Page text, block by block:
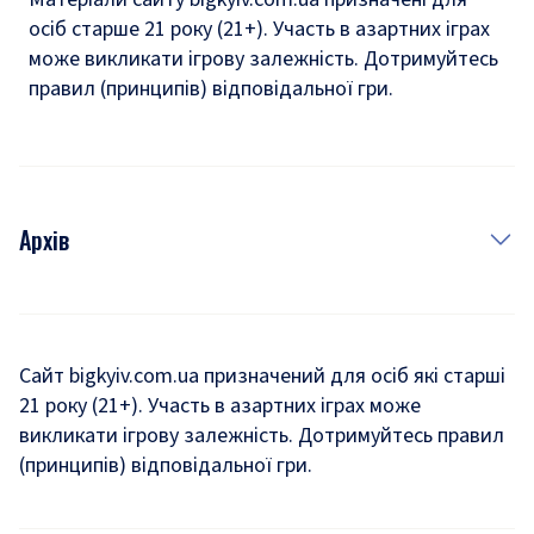
осіб старше 21 року (21+). Участь в азартних іграх
може викликати ігрову залежність. Дотримуйтесь
правил (принципів) відповідальної гри.
Архів
Комуналка
Хроніки війни
Сайт bigkyiv.com.ua призначений для осіб які старші
21 року (21+). Участь в азартних іграх може
викликати ігрову залежність. Дотримуйтесь правил
(принципів) відповідальної гри.